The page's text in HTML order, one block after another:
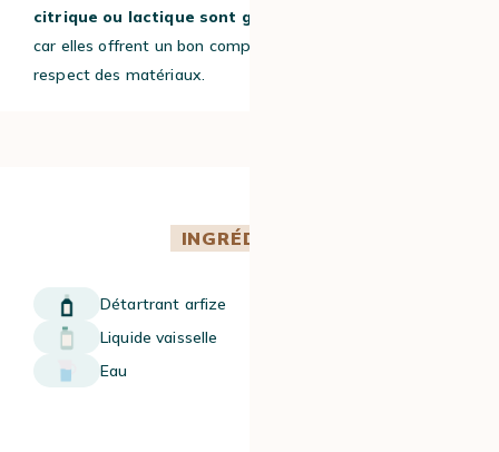
citrique ou lactique sont généralement privilégiées
car elles offrent un bon compromis entre efficacité et
respect des matériaux.
INGRÉDIENTS
Détartrant arfize​
Liquide vaisselle​
Eau